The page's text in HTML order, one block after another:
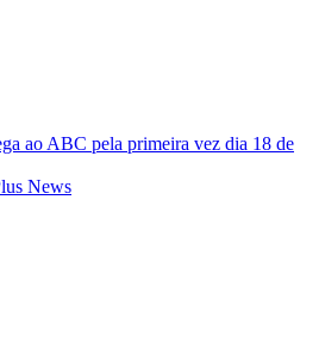
ao ABC pela primeira vez dia 18 de
News